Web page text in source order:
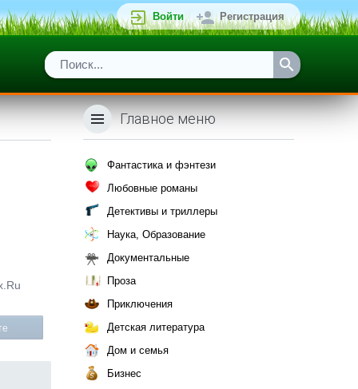
Войти Регистрация
Главное меню
Фантастика и фэнтези
Любовные романы
Детективы и триллеры
Наука, Образование
Документальные
Проза
Приключения
Детская литература
Дом и семья
Бизнес